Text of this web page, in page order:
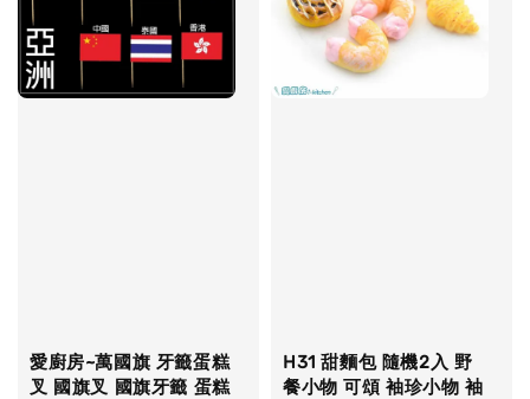
愛廚房~萬國旗 牙籤蛋糕
叉 國旗叉 國旗牙籤 蛋糕
H31 甜麵包 隨機2入 野
餐小物 可頌 袖珍小物 袖